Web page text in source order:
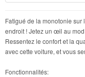
Fatigué de la monotonie sur
endroit ! Jetez un œil au
Ressentez le confort et la
avec cette voiture, et vous
Fonctionnalités: